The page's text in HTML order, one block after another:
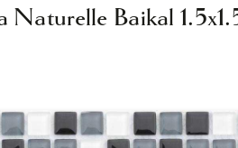
Naturelle Baikal